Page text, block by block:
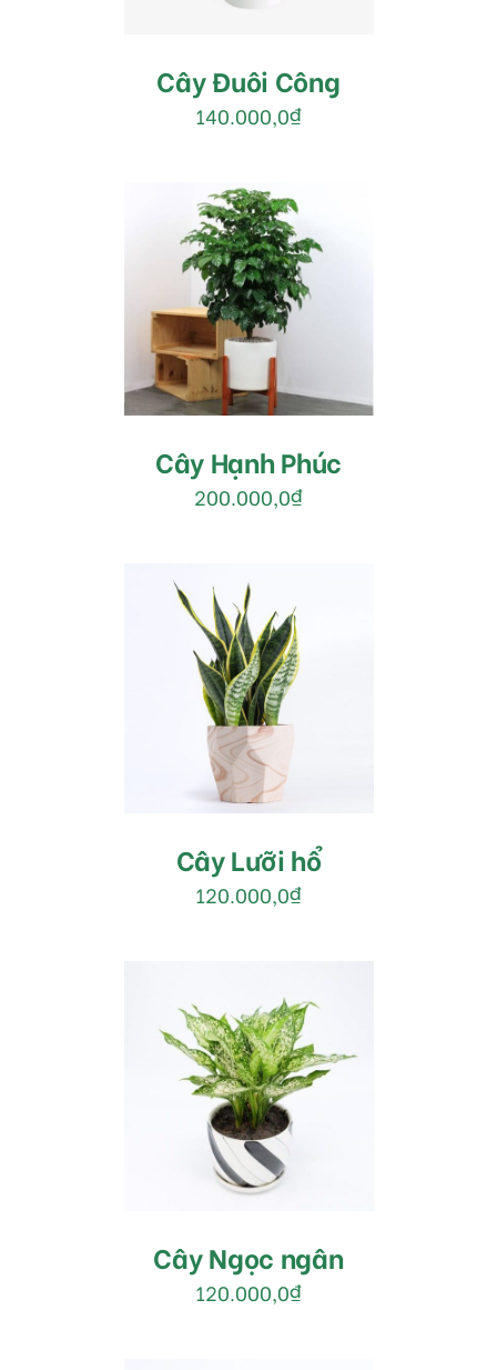
Cây Đuôi Công
140.000,0₫
MUA HÀNG
/
DETAILS
Cây Hạnh Phúc
200.000,0₫
MUA HÀNG /
DETAILS
Cây Lưỡi hổ
120.000,0₫
MUA HÀNG /
DETAILS
Cây Ngọc ngân
120.000,0₫